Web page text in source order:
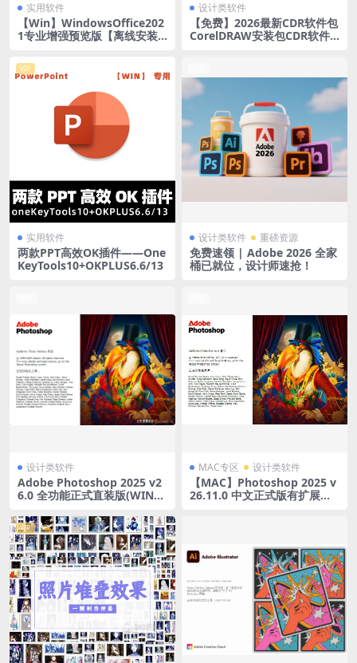
实用软件
【Win】WindowsOffice202
1专业增强预览版【离线安装
设计类软件
【免费】2026最新CDR软件包
CorelDRAW安装包CDR软件
VIP
实用软件
两款PPT高效OK插件——One
KeyTools10+OKPLUS6.6/13
设计类软件 重磅资源
免费速领 | Adobe 2026 全家
桶已就位，设计师速抢！
设计类软件
Adobe Photoshop 2025 v2
6.0 全功能正式直装版(WINx6
MAC专区 设计类软件
【MAC】Photoshop 2025 v
26.11.0 中文正式版有扩展
VIP